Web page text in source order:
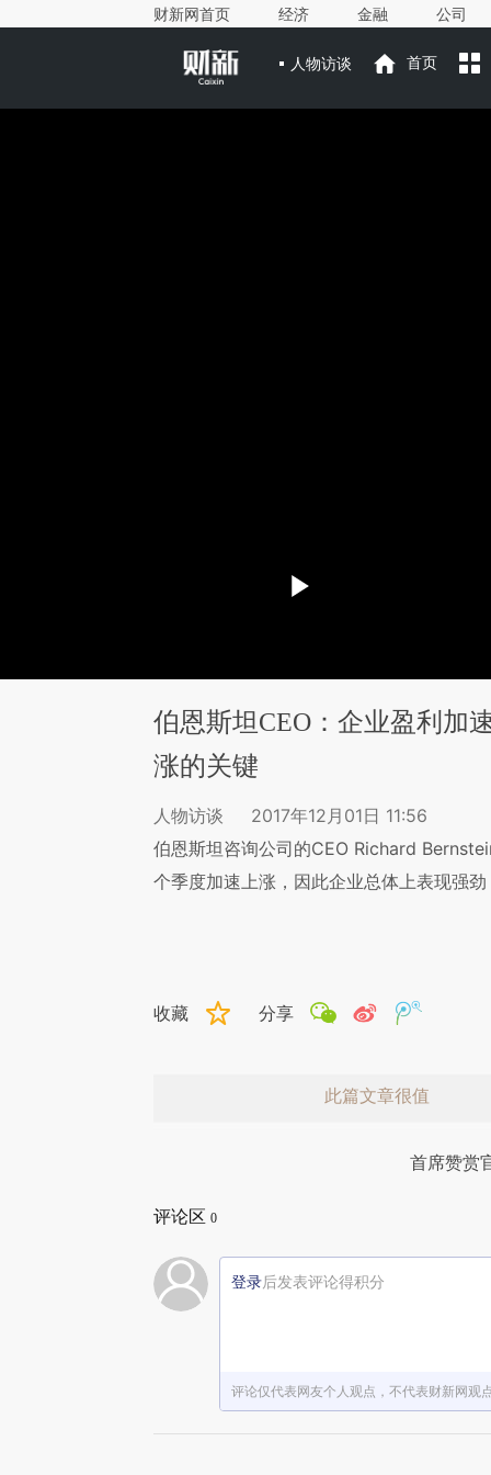
财新网首页 经济 金融 公司
人物访谈 首页
伯恩斯坦CEO：企业盈利加
涨的关键
人物访谈
2017年12月01日 11:56
伯恩斯坦咨询公司的CEO Richard
个季度加速上涨，因此企业总体上表现强
收藏 分享
此篇文章很值
首席赞赏
评论区 0
登录后发表评论得积分
评论仅代表网友个人观点，不代表财新网观